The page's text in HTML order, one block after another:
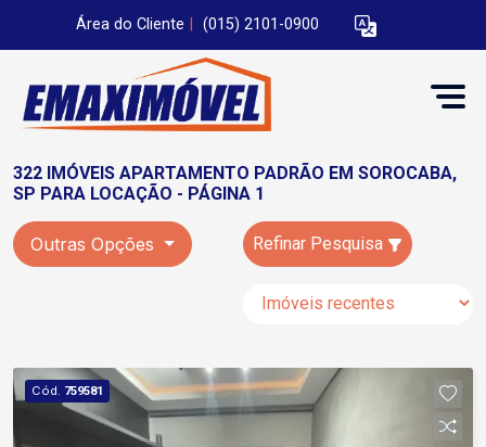
Área do Cliente (015) 2101-0900
322 IMÓVEIS APARTAMENTO PADRÃO EM SOROCABA,
SP PARA LOCAÇÃO - PÁGINA 1
Outras Opções Refinar Pesquisa
Cód. 759581